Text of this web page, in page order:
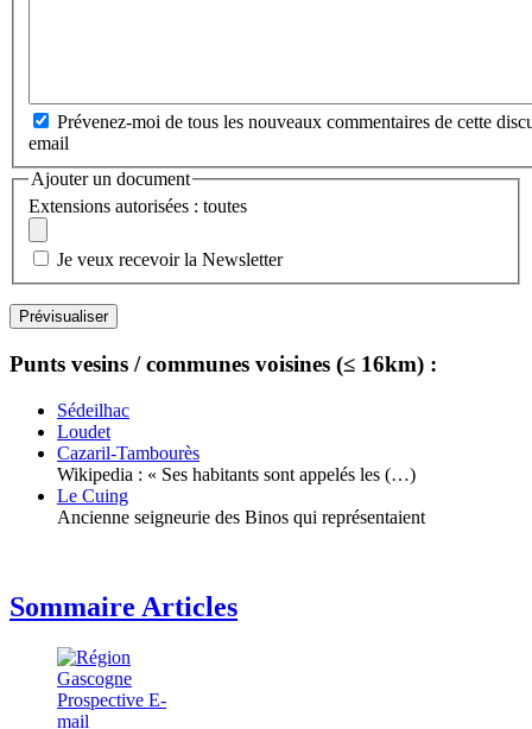
Prévenez-moi de tous les nouveaux commentaires de cette
email
Ajouter un document
Extensions autorisées : toutes
Je veux recevoir la Newsletter
Punts vesins / communes voisines (≤ 16km) :
Sédeilhac
Loudet
Cazaril-Tambourès
Wikipedia : « Ses habitants sont appelés les (…)
Le Cuing
Ancienne seigneurie des Binos qui représentaient
Sommaire Articles